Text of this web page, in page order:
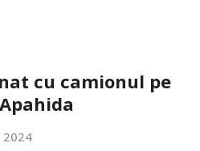
cu camionul pe
2024